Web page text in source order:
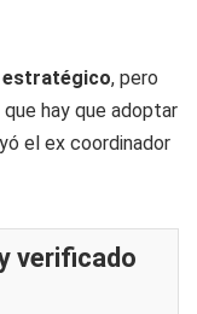
estratégico, pero
hay que adoptar
el ex coordinador
verificado